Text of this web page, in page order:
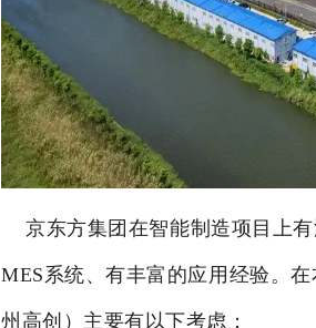
京东方集团在智能制造项目上
MES系统、有丰富的应用经验。在
州高创） 主要有以下考虑：